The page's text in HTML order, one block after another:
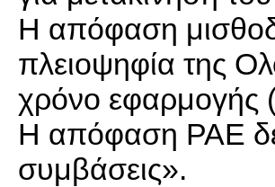
Η απόφαση
πλειοψηφία της
χρόνο εφαρμογής
Η απόφαση ΡΑΕ
συμβάσεις».